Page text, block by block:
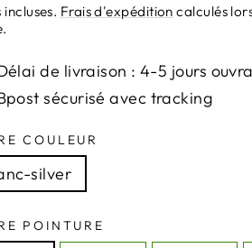
incluses. Frais d'expédition calculés
de livraison : 4-5 jours
sécurisé avec tracking
COULEUR
silver
POINTURE